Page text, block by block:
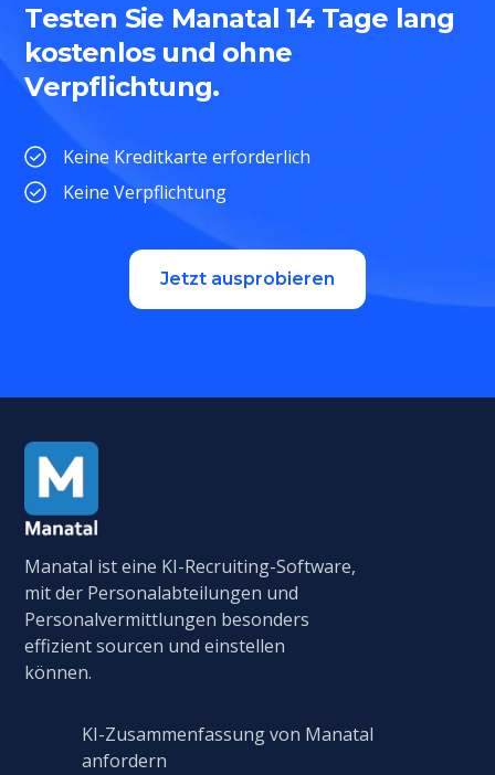
Testen Sie Manatal 14 Tage lang
kostenlos und ohne
Verpflichtung.
Keine Kreditkarte erforderlich
Keine Verpflichtung
Jetzt ausprobieren
Manatal ist eine KI-Recruiting-Software,
mit der Personalabteilungen und
Personalvermittlungen besonders
effizient sourcen und einstellen
können.
KI-Zusammenfassung von Manatal
anfordern